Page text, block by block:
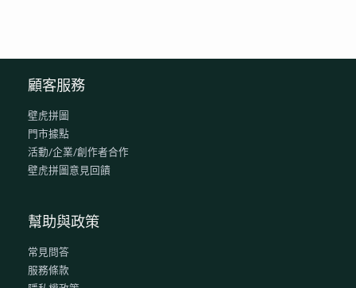
顧客服務
壁虎拼圖
門市據點
活動/企業/創作者合作
壁虎拼圖意見回饋
幫助與政策
常見問答
服務條款